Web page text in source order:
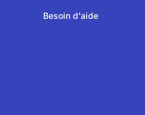
Besoin d'aide